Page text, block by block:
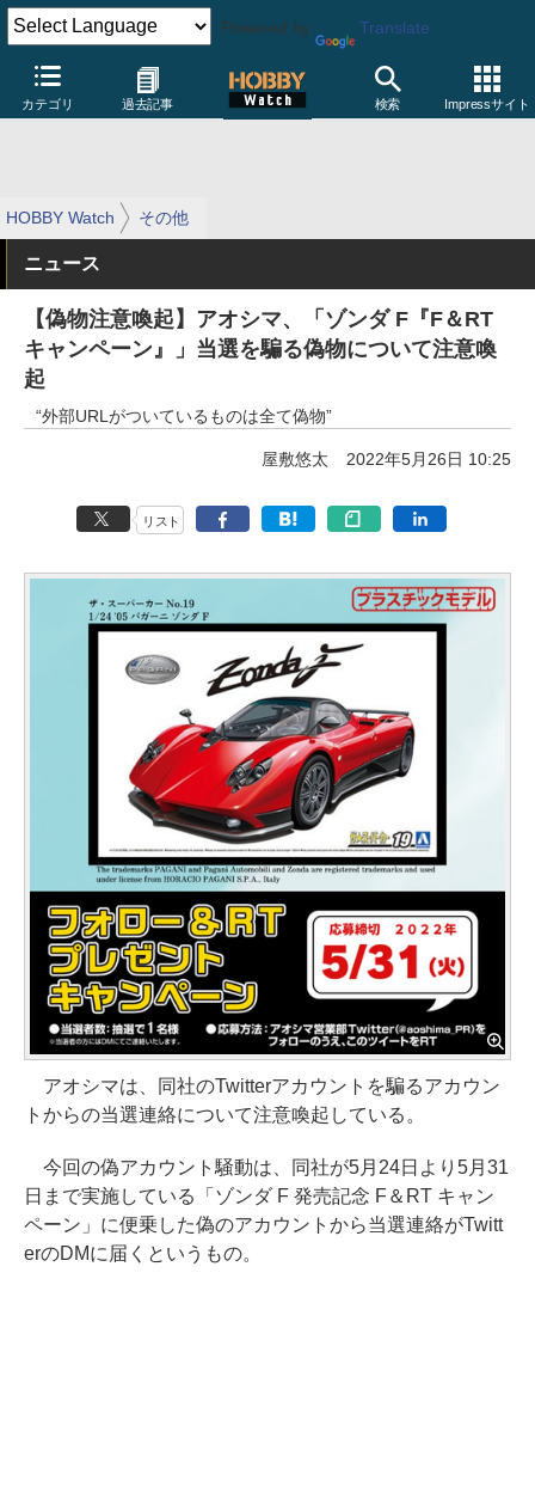
Powered by Translate
カテゴリ 過去記事 検索 Impressサイト
HOBBY Watch その他
ニュース
【偽物注意喚起】アオシマ、「ゾンダ F『F＆RT
キャンペーン』」当選を騙る偽物について注意喚
起
“外部URLがついているものは全て偽物”
屋敷悠太 2022年5月26日 10:25
リスト
アオシマは、同社のTwitterアカウントを騙るアカウン
トからの当選連絡について注意喚起している。
今回の偽アカウント騒動は、同社が5月24日より5月31
日まで実施している「ゾンダ F 発売記念 F＆RT キャン
ペーン」に便乗した偽のアカウントから当選連絡がTwitt
erのDMに届くというもの。